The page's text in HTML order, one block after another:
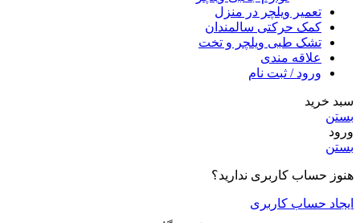
تعمیر ویلچر در منزل
کمک حرکتی سالمندان
تشک طبی ویلچر و تخت
علاقه مندی
ورود / ثبت نام
سبد خرید
بستن
ورود
بستن
هنوز حساب کاربری ندارید؟
ایجاد حساب کاربری